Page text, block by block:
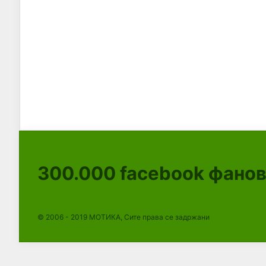
300.000 facebook
© 2006 - 2019 МОТИКА, Сите права се задржани